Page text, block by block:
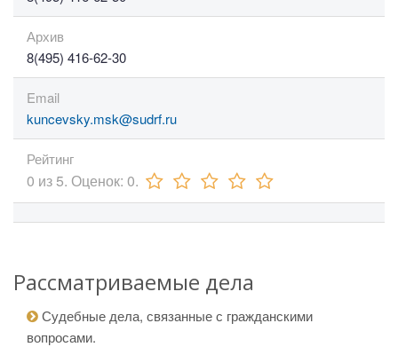
Архив
8(495) 416-62-30
Email
kuncevsky.msk@sudrf.ru
Рейтинг
0 из5. Оценок: 0.
Рассматриваемые дела
Судебные дела, связанные с гражданскими
вопросами.